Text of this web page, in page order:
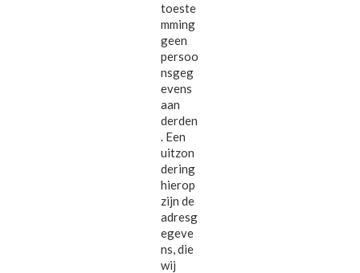
toeste
mming
geen
persoo
nsgeg
evens
aan
derden
. Een
uitzon
dering
hierop
zijn de
adresg
egeve
ns, die
wij